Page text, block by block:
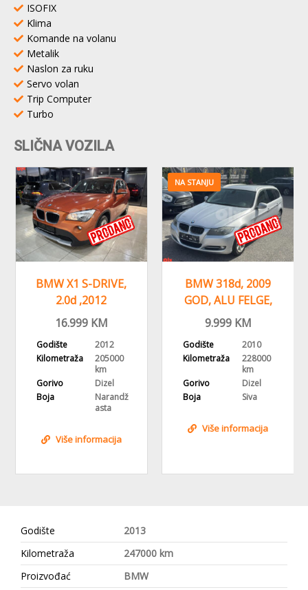
ISOFIX
Klima
Komande na volanu
Metalik
Naslon za ruku
Servo volan
Trip Computer
Turbo
SLIČNA VOZILA
BMW X1 S-DRIVE,
2.0d ,2012
GODINA,ALU FELGE
16.999KM
Godište
2012
Kilometraža
205000
km
Gorivo
Dizel
Boja
Narandž
asta
Više informacija
NA STANJU
BMW 318d, 2009
GOD, ALU FELGE,
DVOZONSKA KLIMA
9.999KM
Godište
2010
Kilometraža
228000
km
Gorivo
Dizel
Boja
Siva
Više informacija
Godište
2013
Kilometraža
247000 km
Proizvođać
BMW